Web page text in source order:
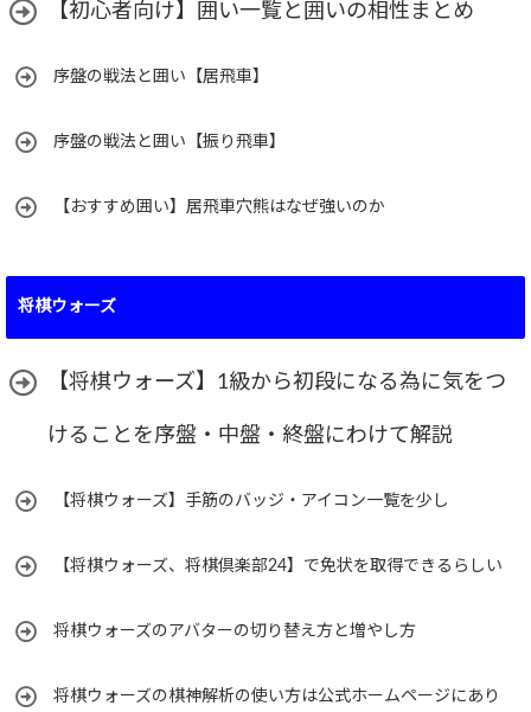
【初心者向け】囲い一覧と囲いの相性まとめ
序盤の戦法と囲い【居飛車】
序盤の戦法と囲い【振り飛車】
【おすすめ囲い】居飛車穴熊はなぜ強いのか
将棋ウォーズ
【将棋ウォーズ】1級から初段になる為に気をつ
けることを序盤・中盤・終盤にわけて解説
【将棋ウォーズ】手筋のバッジ・アイコン一覧を少し
【将棋ウォーズ、将棋倶楽部24】で免状を取得できるらしい
将棋ウォーズのアバターの切り替え方と増やし方
将棋ウォーズの棋神解析の使い方は公式ホームページにあり